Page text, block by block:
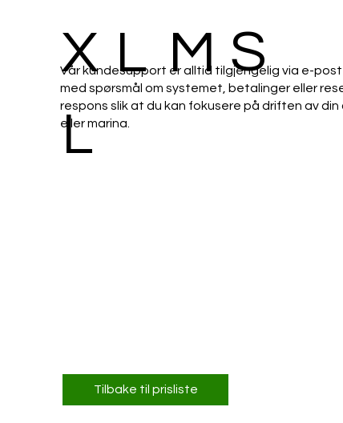
X
L
L M S
Vår kundesupport er alltid tilgjengelig via e-
med spørsmål om systemet, betalinger eller
respons slik at du kan fokusere på driften av
eller marina.
Tilbake til prisliste